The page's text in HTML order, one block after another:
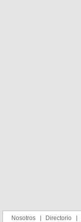
Nosotros Directorio